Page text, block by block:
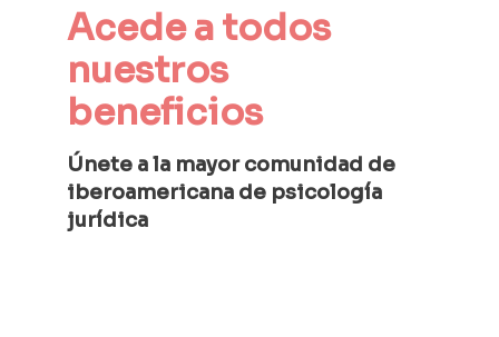
Acede a todos
nuestros
beneficios
Únete a la mayor comunidad de
iberoamericana de psicología
jurídica